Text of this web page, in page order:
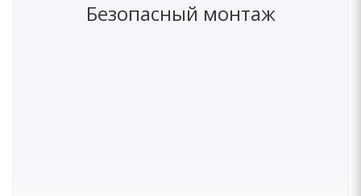
Безопасный монтаж